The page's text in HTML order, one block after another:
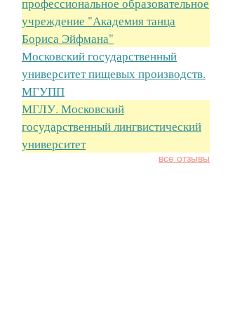
учреждение "Академия танца
Бориса Эйфмана"
Московский государственный
университет пищевых производств.
МГУПП
МГЛУ. Московский
государственный лингвистический
университет
все отзывы